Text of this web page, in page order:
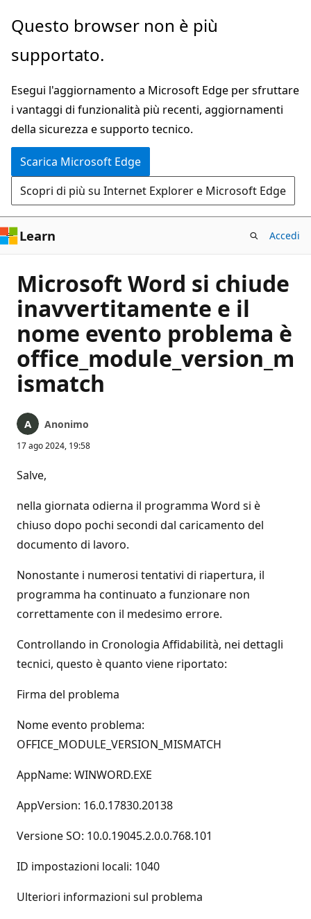
Ignora
passa
contenuto
principale
Questo browser non è più
supportato.
Esegui l'aggiornamento a Microsoft Edge per sfruttare
i vantaggi di funzionalità più recenti, aggiornamenti
della sicurezza e supporto tecnico.
Scarica Microsoft Edge
Scopri di più su Internet Explorer e Microsoft Edge
Learn Accedi
Microsoft Word si chiude
inavvertitamente e il
nome evento problema è
office_module_version_m
ismatch
Anonimo
17 ago 2024, 19:58
Salve,
nella giornata odierna il programma Word si è
chiuso dopo pochi secondi dal caricamento del
documento di lavoro.
Nonostante i numerosi tentativi di riapertura, il
programma ha continuato a funzionare non
correttamente con il medesimo errore.
Controllando in Cronologia Affidabilità, nei dettagli
tecnici, questo è quanto viene riportato:
Firma del problema
Nome evento problema:
OFFICE_MODULE_VERSION_MISMATCH
AppName: WINWORD.EXE
AppVersion: 16.0.17830.20138
Versione SO: 10.0.19045.2.0.0.768.101
ID impostazioni locali: 1040
Ulteriori informazioni sul problema